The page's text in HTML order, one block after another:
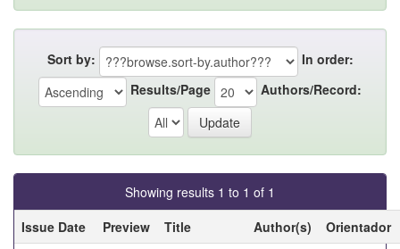
Sort by:
In order:
Results/Page
Authors/Record:
Showing results 1 to 1 of 1
Issue Date
Preview Title Author(s)
Orientador